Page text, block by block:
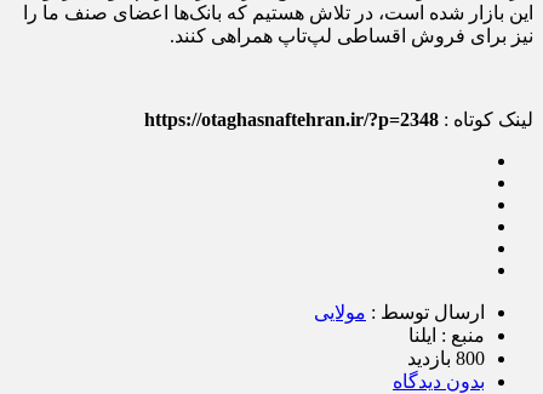
این بازار شده است، در تلاش هستیم که بانک‌ها اعضای صنف ما را
نیز برای فروش اقساطی لپ‌تاپ همراهی کنند.
لینک کوتاه : https://otaghasnaftehran.ir/?p=2348
ارسال توسط : مولایی
منبع : ایلنا
800 بازدید
بدون دیدگاه